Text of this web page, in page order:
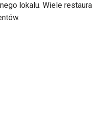
lokalu. Wiele